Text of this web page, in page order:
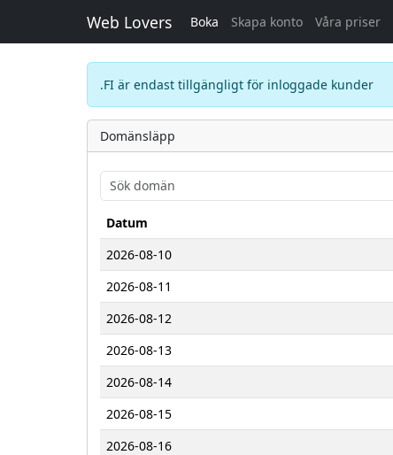
Web Lovers Boka Skapa konto Våra priser
.FI är endast tillgängligt för inloggade kunder
Domänsläpp
Datum
2026-08-10
2026-08-11
2026-08-12
2026-08-13
2026-08-14
2026-08-15
2026-08-16